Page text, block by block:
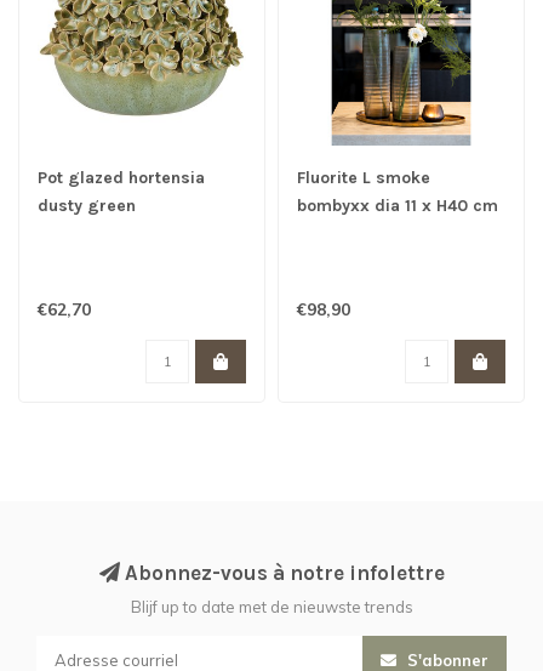
Pot glazed hortensia
dusty green
€62,70
Fluorite L smoke
bombyxx dia 11 x H40 cm
€98,90
Abonnez-vous à notre infolettre
Blijf up to date met de nieuwste trends
S'abonner